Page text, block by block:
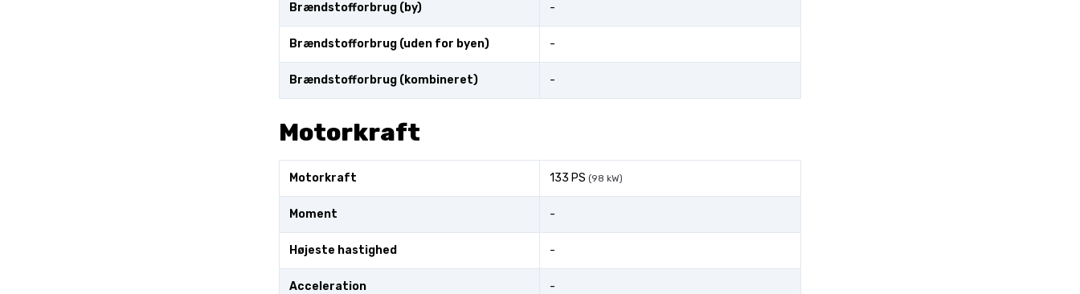
Brændstofforbrug (by) -
Brændstofforbrug (uden for byen) -
Brændstofforbrug (kombineret) -
Motorkraft
Motorkraft 133 PS (98 kW)
Moment -
Højeste hastighed -
Acceleration -